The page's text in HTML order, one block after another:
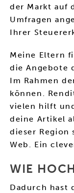
der Markt auf
Umfragen
Ihrer
Meine Eltern
die Angebote
Im Rahmen
können.
vielen hilft
deine Artikel
dieser Region
Web. Ein
WIE
Dadurch hast